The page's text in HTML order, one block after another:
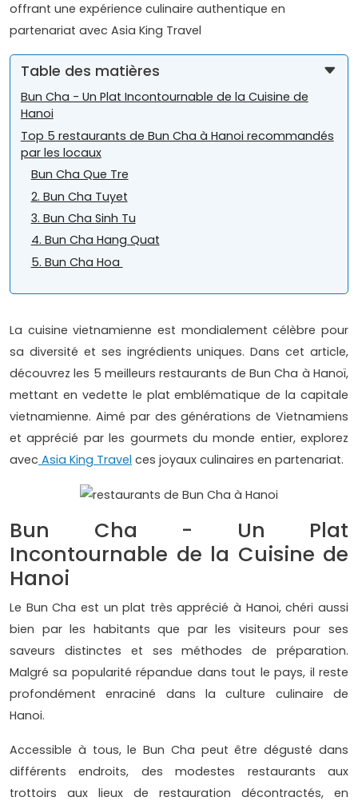
offrant une expérience culinaire authentique en
partenariat avec Asia King Travel
Table des matières
Bun Cha - Un Plat Incontournable de la Cuisine de
Hanoi
Top 5 restaurants de Bun Cha à Hanoi recommandés
par les locaux
Bun Cha Que Tre
2. Bun Cha Tuyet
3. Bun Cha Sinh Tu
4. Bun Cha Hang Quat
5. Bun Cha Hoa
La cuisine vietnamienne est mondialement célèbre pour
sa diversité et ses ingrédients uniques. Dans cet article,
découvrez les 5 meilleurs restaurants de Bun Cha à Hanoï,
mettant en vedette le plat emblématique de la capitale
vietnamienne. Aimé par des générations de Vietnamiens
et apprécié par les gourmets du monde entier, explorez
avec Asia King Travel ces joyaux culinaires en partenariat.
Bun Cha - Un Plat
Incontournable de la Cuisine de
Hanoi
Le Bun Cha est un plat très apprécié à Hanoi, chéri aussi
bien par les habitants que par les visiteurs pour ses
saveurs distinctes et ses méthodes de préparation.
Malgré sa popularité répandue dans tout le pays, il reste
profondément enraciné dans la culture culinaire de
Hanoi.
Accessible à tous, le Bun Cha peut être dégusté dans
différents endroits, des modestes restaurants aux
trottoirs aux lieux de restauration décontractés, en